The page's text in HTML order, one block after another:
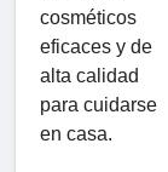
cosméticos
eficaces y de
alta calidad
para cuidarse
en casa.